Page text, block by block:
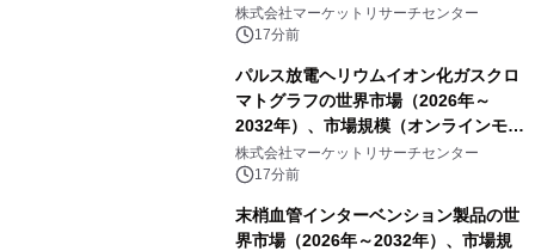
（GMR））・分析レポートを発表
株式会社マーケットリサーチセンター
17分前
パルス放電ヘリウムイオン化ガスクロ
マトグラフの世界市場（2026年～
2032年）、市場規模（オンラインモニ
タリング型、ラボラトリー型）・分析
レポートを発表
株式会社マーケットリサーチセンター
17分前
末梢血管インターベンション製品の世
界市場（2026年～2032年）、市場規